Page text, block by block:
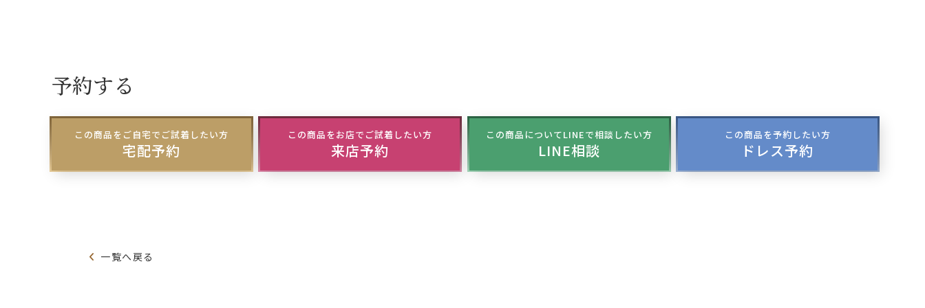
予約する
この商品をご自宅でご試着したい方
宅配予約
この商品をお店でご試着したい方
来店予約
この商品についてLINEで相談したい方
LINE相談
この商品を予約したい方
ドレス予約
一覧へ戻る